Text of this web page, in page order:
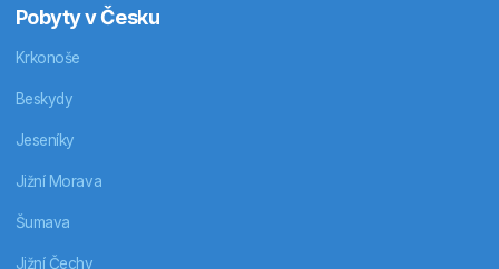
Pobyty v Česku
Krkonoše
Beskydy
Jeseníky
Jižní Morava
Šumava
Jižní Čechy